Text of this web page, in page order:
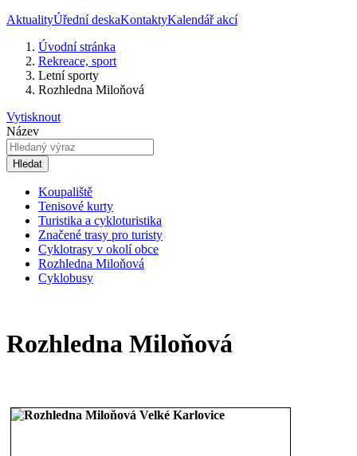
AktualityÚřední deskaKontaktyKalendář akcí
Úvodní stránka
Rekreace, sport
Letní sporty
Rozhledna Miloňová
Vytisknout
Název
Hledat
Koupaliště
Tenisové kurty
Turistika a cykloturistika
Značené trasy pro turisty
Cyklotrasy v okolí obce
Rozhledna Miloňová
Cyklobusy
Rozhledna Miloňová